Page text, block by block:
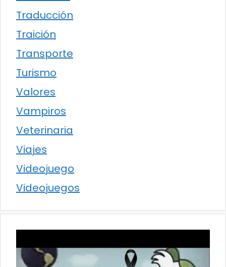
Traducción
Traición
Transporte
Turismo
Valores
Vampiros
Veterinaria
Viajes
Videojuego
Videojuegos